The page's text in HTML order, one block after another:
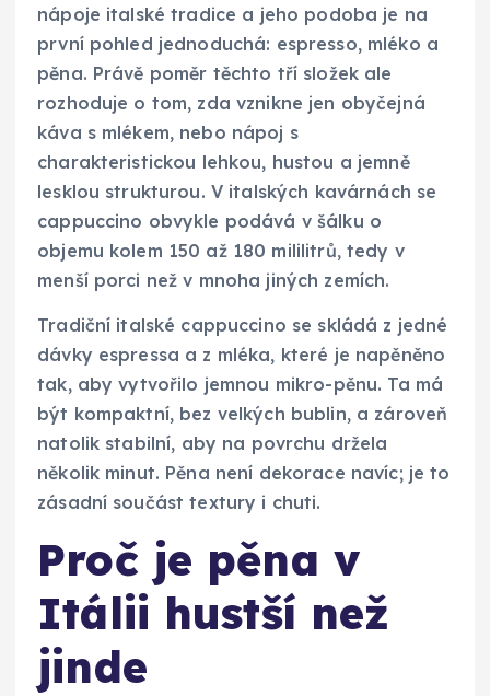
nápoje italské tradice a jeho podoba je na
první pohled jednoduchá: espresso, mléko a
pěna. Právě poměr těchto tří složek ale
rozhoduje o tom, zda vznikne jen obyčejná
káva s mlékem, nebo nápoj s
charakteristickou lehkou, hustou a jemně
lesklou strukturou. V italských kavárnách se
cappuccino obvykle podává v šálku o
objemu kolem 150 až 180 mililitrů, tedy v
menší porci než v mnoha jiných zemích.
Tradiční italské cappuccino se skládá z jedné
dávky espressa a z mléka, které je napěněno
tak, aby vytvořilo jemnou mikro-pěnu. Ta má
být kompaktní, bez velkých bublin, a zároveň
natolik stabilní, aby na povrchu držela
několik minut. Pěna není dekorace navíc; je to
zásadní součást textury i chuti.
Proč je pěna v
Itálii hustší než
jinde